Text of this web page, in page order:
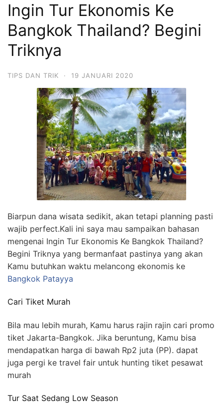
Ingin Tur Ekonomis Ke
Bangkok Thailand? Begini
Triknya
TIPS DAN TRIK · 19 JANUARI 2020
Biarpun dana wisata sedikit, akan tetapi planning pasti
wajib perfect.Kali ini saya mau sampaikan bahasan
mengenai Ingin Tur Ekonomis Ke Bangkok Thailand?
Begini Triknya yang bermanfaat pastinya yang akan
Kamu butuhkan waktu melancong ekonomis ke
Bangkok Patayya
Cari Tiket Murah
Bila mau lebih murah, Kamu harus rajin rajin cari promo
tiket Jakarta-Bangkok. Jika beruntung, Kamu bisa
mendapatkan harga di bawah Rp2 juta (PP). dapat
juga pergi ke travel fair untuk hunting tiket pesawat
murah
Tur Saat Sedang Low Season